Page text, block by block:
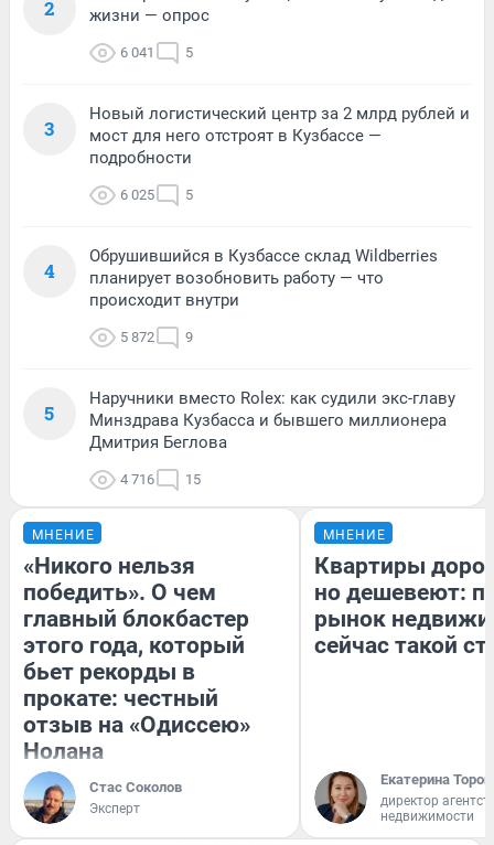
2
жизни — опрос
6 041 5
3
Новый логистический центр за 2 млрд рублей и
мост для него отстроят в Кузбассе —
подробности
6 025 5
4
Обрушившийся в Кузбассе склад Wildberries
планирует возобновить работу — что
происходит внутри
5 872 9
5
Наручники вместо Rolex: как судили экс-главу
Минздрава Кузбасса и бывшего миллионера
Дмитрия Беглова
4 716 15
МНЕНИЕ
«Никого нельзя
победить». О чем
главный блокбастер
этого года, который
бьет рекорды в
прокате: честный
отзыв на «Одиссею»
Нолана
Стас Соколов
Эксперт
МНЕНИЕ
Квартиры
но дешевеют:
рынок
сейчас такой
Екатерина
директор
недвижимости